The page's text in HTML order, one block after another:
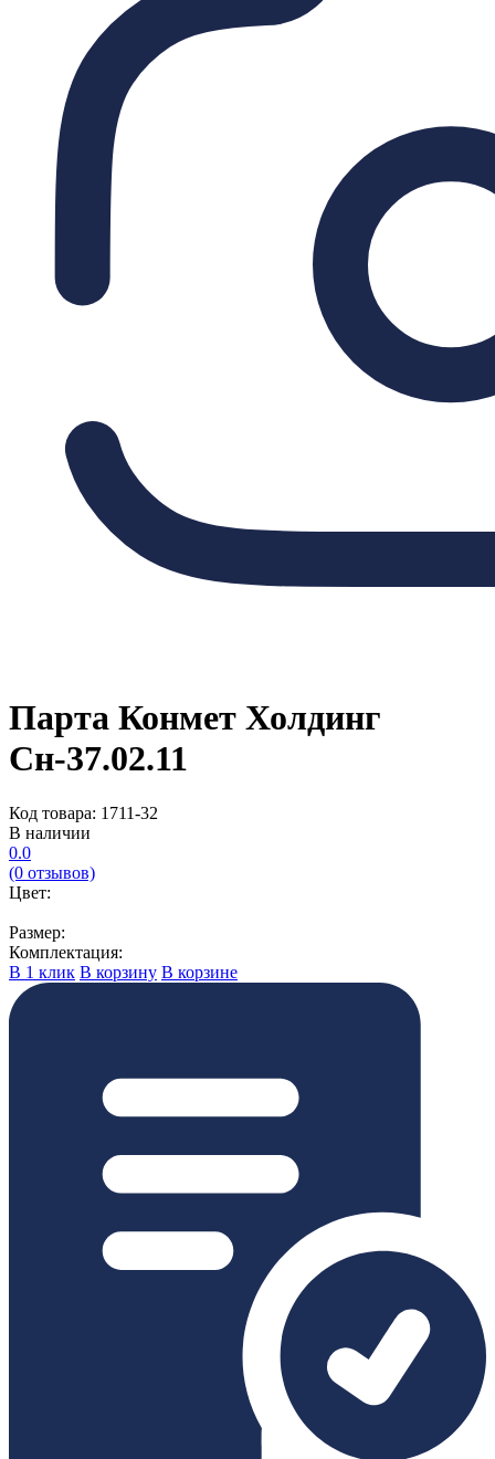
Парта Конмет Холдинг
Сн-37.02.11
Код товара: 1711-32
В наличии
0.0
(0 отзывов)
Цвет:
Размер:
Комплектация:
В 1 клик В корзину В корзине